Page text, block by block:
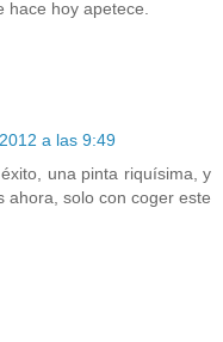
hace hoy apetece.
a las 9:49
una pinta riquísima, y
ahora, solo con coger este